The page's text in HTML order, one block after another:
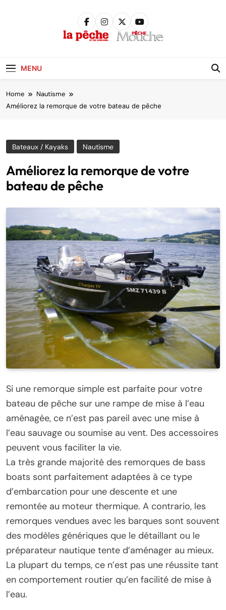
MENU
Home Nautisme
Améliorez la remorque de votre bateau de pêche
Bateaux / Kayaks Nautisme
Améliorez la remorque de votre
bateau de pêche
Si une remorque simple est parfaite pour votre
bateau de pêche sur une rampe de mise à l’eau
aménagée, ce n’est pas pareil avec une mise à
l’eau sauvage ou soumise au vent. Des accessoires
peuvent vous faciliter la vie.
La très grande majorité des remorques de bass
boats sont parfaitement adaptées à ce type
d’embarcation pour une descente et une
remontée au moteur thermique. A contrario, les
remorques vendues avec les barques sont souvent
des modèles génériques que le détaillant ou le
préparateur nautique tente d’aménager au mieux.
La plupart du temps, ce n’est pas une réussite tant
en comportement routier qu’en facilité de mise à
l’eau.